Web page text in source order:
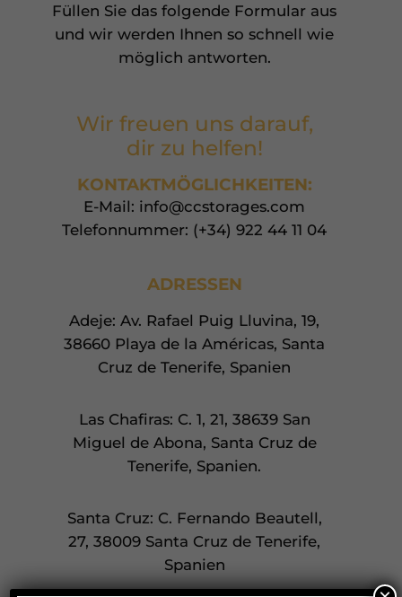
Füllen Sie das folgende Formular aus
und wir werden Ihnen so schnell wie
möglich antworten.
Wir freuen uns darauf,
dir zu helfen!
KONTAKTMÖGLICHKEITEN:
E-Mail: info@ccstorages.com
Telefonnummer: (+34) 922 44 11 04
ADRESSEN
Adeje: Av. Rafael Puig Lluvina, 19,
38660 Playa de la Américas, Santa
Cruz de Tenerife, Spanien
Las Chafiras: C. 1, 21, 38639 San
Miguel de Abona, Santa Cruz de
Tenerife, Spanien.
Santa Cruz: C. Fernando Beautell,
27, 38009 Santa Cruz de Tenerife,
Spanien